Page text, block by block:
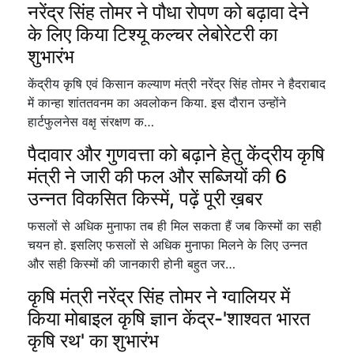
नरेंद्र सिंह तोमर ने पौधा रोपण को बढ़ावा देने
के लिए किया टिश्यू कल्चर लेबोरेटरी का
शुभारंभ
केंद्रीय कृषि एवं किसान कल्याण मंत्री नरेंद्र सिंह तोमर ने हैदराबाद
में कान्हा शांततवनम का अवलोकन किया. इस दौरान उन्होंने
हार्टफुलनेस वक्षृ संरक्षण क…
पैदावार और गुणवत्ता को बढ़ाने हेतु केंद्रीय कृषि
मंत्री ने जारी की फल और सब्जियों की 6
उन्नत विकसित किस्में, पढ़ें पूरी ख़बर
फसलों से अधिक मुनाफा तब ही मिल सकता हैं जब किस्मों का सही
चयन हो. इसलिए फसलों से अधिक मुनाफा मिलने के लिए उन्नत
और सही किस्मों की जानकारी होनी बहुत जर…
कृषि मंत्री नरेंद्र सिंह तोमर ने ग्वालियर में
किया मोबाइल कृषि ज्ञान केंद्र-'शाश्वत भारत
कृषि रथ' का शुभारंभ